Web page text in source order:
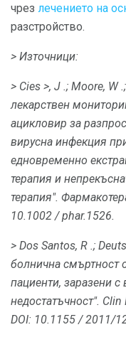
чрез лечението на
разстройство.
> Източници:
> Cies >, J .; Moore, W .;
лекарствен
ацикловир за
вирусна инфекция
едновременно
терапия и
терапия".
10.1002 / phar.1526.
> Dos Santos, R .;
болнична смъртност
пациенти, заразени
недостатъчност". Clin
DOI: 10.1155 / 2011/